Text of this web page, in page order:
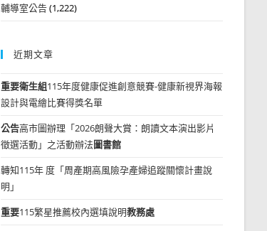
輔導室公告(1,222)
近期文章
重要衛生組115年度健康促進創意競賽-健康新視界海報
設計與電繪比賽得獎名單
公告高市圖辦理「2026朗聲大賞：朗讀文本演出影片
徵選活動」之活動辦法圖書館
轉知115年 度「周產期高風險孕產婦追蹤關懷計畫說
明」
重要115繁星推薦校內選填說明教務處